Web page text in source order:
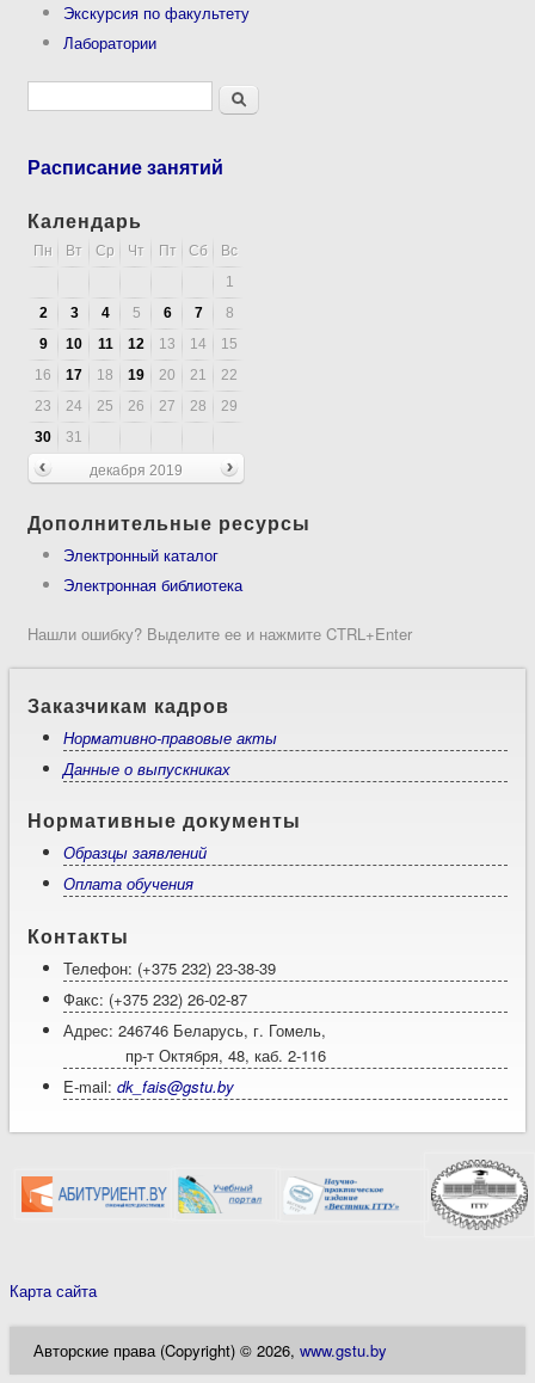
Экскурсия по факультету
Лаборатории
Форма поискаПоиск
Расписание занятий
Календарь
Пн Вт Ср Чт Пт Сб
Вс
1
2
3 4 5 6 7
8
9
10 11 12 13 14
15
16
17 18 19 20 21
22
23
24 25 26 27 28
29
30
31
декабря 2019
Дополнительные ресурсы
Электронный каталог
Электронная библиотека
Нашли ошибку? Выделите ее и нажмите CTRL+Enter
Заказчикам кадров
Нормативно-правовые акты
Данные о выпускниках
Нормативные документы
Образцы заявлений
Оплата обучения
Контакты
Телефон: (+375 232) 23-38-39
Факс: (+375 232) 26-02-87
Адрес: 246746 Беларусь, г. Гомель,
пр-т Октября, 48, каб. 2-116
E-mail:dk_fais@gstu.by
Карта сайта
Авторские права (Copyright) © 2026, www.gstu.by